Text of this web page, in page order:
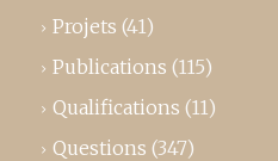
Projets (41)
Publications (115)
Qualifications (11)
Questions (347)